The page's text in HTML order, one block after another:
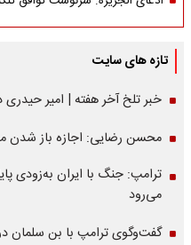
تازه های سایت
خبر تلخ آخر هفته | امیر
محسن رضایی: اجازه باز شدن
ترامپ: جنگ با ایران به‌زودی
می‌رود
گفت‌وگوی ترامپ با بن سلمان